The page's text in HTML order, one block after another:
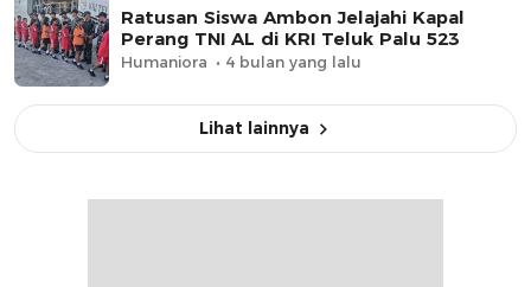
Ratusan Siswa Ambon Jelajahi Kapal
Perang TNI AL di KRI Teluk Palu 523
Humaniora 4 bulan yang lalu
Lihat lainnya